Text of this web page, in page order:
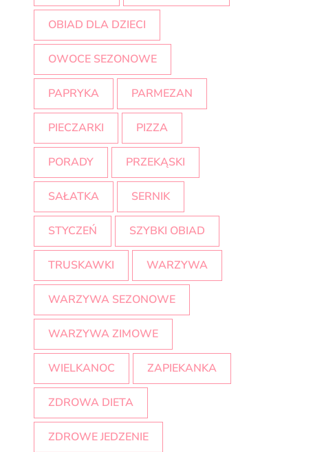
OBIAD DLA DZIECI
OWOCE SEZONOWE
PAPRYKA PARMEZAN
PIECZARKI PIZZA
PORADY PRZEKĄSKI
SAŁATKA SERNIK
STYCZEŃ SZYBKI OBIAD
TRUSKAWKI WARZYWA
WARZYWA SEZONOWE
WARZYWA ZIMOWE
WIELKANOC ZAPIEKANKA
ZDROWA DIETA
ZDROWE JEDZENIE